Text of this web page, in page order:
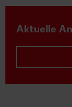
Aktuelle